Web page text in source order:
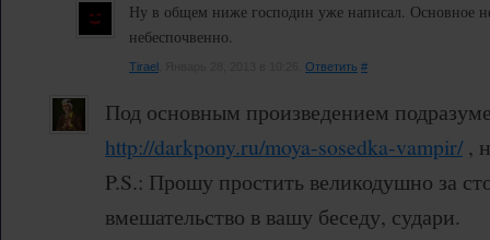
Ну в общем ниже господин уже написал. Основное
небеспочвенно.
Tirael Ответить #
Под основным произведением
http://darkpony.ru/moya-sosedka-vampir/,
P.S.: Прошу простить великодушно за
вмешательство в вашу беседу, судари.